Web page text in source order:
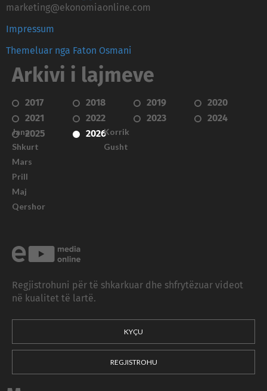
marketing@ekonomiaonline.com
Impressum
Themeluar nga Faton Osmani
Arkivi i lajmeve
2017 2018 2019
2020
2021
2022 2023
2024
2025
2026
Janar
Shkurt
Mars
Prill
Maj
Qershor
Korrik
Gusht
Regjistrohuni për të shkarkuar dhe shfrytëzuar videot
në kualitet të lartë.
KYÇU
REGJISTROHU